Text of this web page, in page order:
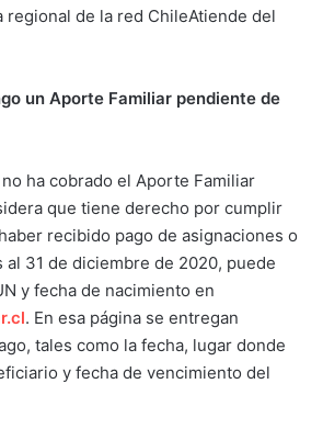
de la red ChileAtiende del
un Aporte Familiar pendiente de
ha cobrado el Aporte Familiar
que tiene derecho por cumplir
recibido pago de asignaciones o
31 de diciembre de 2020, puede
y fecha de nacimiento en
. En esa página se entregan
tales como la fecha, lugar donde
y fecha de vencimiento del